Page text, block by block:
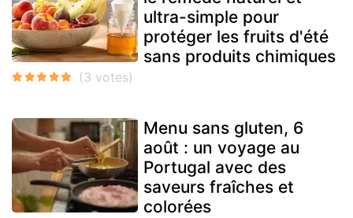
ultra-simple pour
protéger les fruits d'été
sans produits chimiques
Menu sans gluten, 6
août : un voyage au
Portugal avec des
saveurs fraîches et
colorées